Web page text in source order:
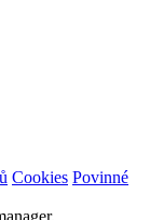
Cookies Povinné